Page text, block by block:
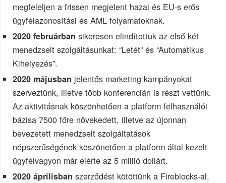
megfeleljen a frissen megjelent hazai és EU-s erős
ügyfélazonosítási és AML folyamatoknak.
2020 februárban sikeresen elindítottuk az első két
menedzselt szolgáltásunkat: “Letét” és “Automatikus
Kihelyezés”.
2020 májusban jelentős marketing kampányokat
szerveztünk, illetve több konferencián is részt vettünk.
Az aktivitásnak köszönhetően a platform felhasználói
bázisa 7500 főre növekedett, illetve az újonnan
bevezetett menedzselt szolgáltatások
népszerűségének köszönetően a platform által kezelt
ügyfélvagyon már elérte az 5 millió dollárt.
2020 áprilisban szerződést kötöttünk a Fireblocks-al,